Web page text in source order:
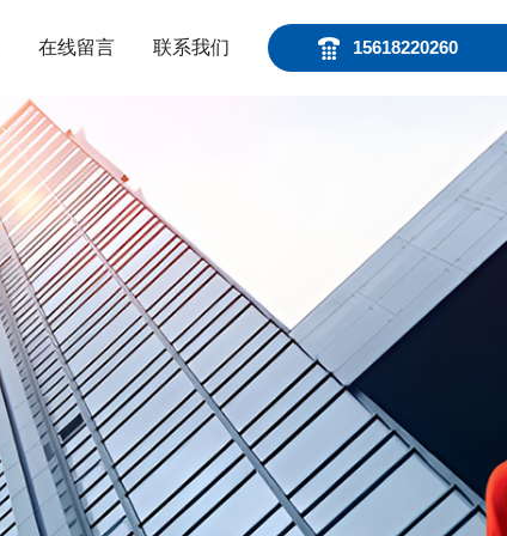
15618220260
在线留言 联系我们